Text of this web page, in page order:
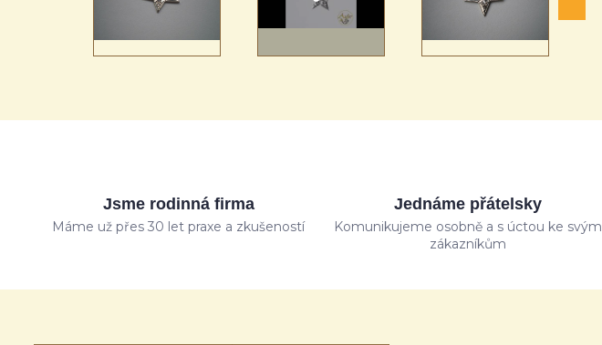
Jsme rodinná firma
Máme už přes 30 let praxe a zkušeností
Jednáme přátelsky
Komunikujeme osobně a s úctou ke svým
zákazníkům